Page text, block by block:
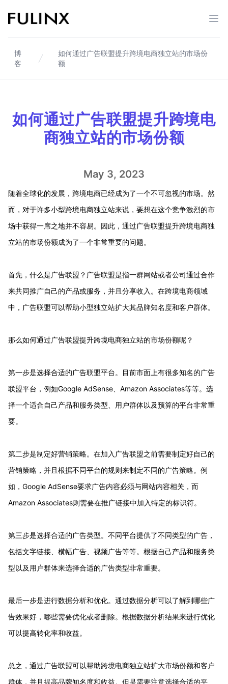
Fulinx-跨境电商独立站自建站平台
打
博
客
如何通过广告联盟提升跨境电商独立站的市场份
额
如何通过广告联盟提升跨境电
商独立站的市场份额
May 3, 2023
随着全球化的发展，跨境电商已经成为了一个不可忽视的市场。然
而，对于许多小型跨境电商独立站来说，要想在这个竞争激烈的市
场中获得一席之地并不容易。因此，通过广告联盟提升跨境电商独
立站的市场份额成为了一个非常重要的问题。
首先，什么是广告联盟？广告联盟是指一群网站或者公司通过合作
来共同推广自己的产品或服务，并且分享收入。在跨境电商领域
中，广告联盟可以帮助小型独立站扩大其品牌知名度和客户群体。
那么如何通过广告联盟提升跨境电商独立站的市场份额呢？
第一步是选择合适的广告联盟平台。目前市面上有很多知名的广告
联盟平台，例如Google AdSense、Amazon Associates等等。选
择一个适合自己产品和服务类型、用户群体以及预算的平台非常重
要。
第二步是制定好营销策略。在加入广告联盟之前需要制定好自己的
营销策略，并且根据不同平台的规则来制定不同的广告策略。例
如，Google AdSense要求广告内容必须与网站内容相关，而
Amazon Associates则需要在推广链接中加入特定的标识符。
第三步是选择合适的广告类型。不同平台提供了不同类型的广告，
包括文字链接、横幅广告、视频广告等等。根据自己产品和服务类
型以及用户群体来选择合适的广告类型非常重要。
最后一步是进行数据分析和优化。通过数据分析可以了解到哪些广
告效果好，哪些需要优化或者删除。根据数据分析结果来进行优化
可以提高转化率和收益。
总之，通过广告联盟可以帮助跨境电商独立站扩大市场份额和客户
群体，并且提高品牌知名度和收益。但是需要注意选择合适的平